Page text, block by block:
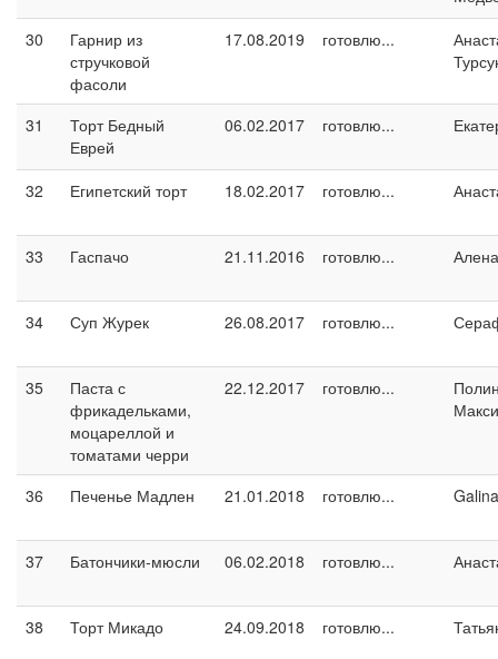
30
Гарнир из
стручковой
фасоли
17.08.2019 готовлю...
31
Торт Бедный
Еврей
06.02.2017 готовлю...
32 Египетский торт 18.02.2017 готовлю...
33 Гаспачо 21.11.2016 готовлю... Алена
34 Суп Журек 26.08.2017 готовлю...
35
Паста с
фрикадельками,
моцареллой и
томатами черри
22.12.2017 готовлю...
36 Печенье Мадлен 21.01.2018 готовлю...
37 Батончики-мюсли 06.02.2018 готовлю...
38 Торт Микадо 24.09.2018 готовлю...